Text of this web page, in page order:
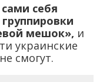
себя
мешок», и
украинские
смогут.